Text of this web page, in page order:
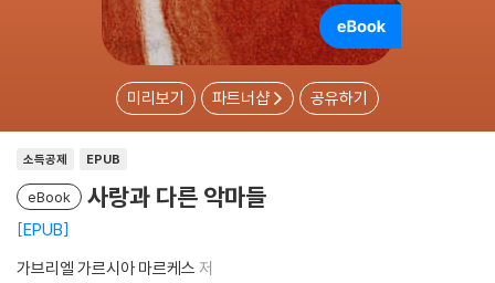
미리보기 파트너샵 공유하기
소득공제 EPUB
eBook 사랑과 다른 악마들
EPUB
가브리엘 가르시아 마르케스 저